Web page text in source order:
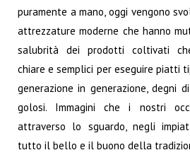
puramente a mano, oggi vengono
attrezzature moderne che hanno
salubrità dei prodotti coltivati
chiare e semplici per eseguire piatti
generazione in generazione, degni
golosi. Immagini che i nostri
attraverso lo sguardo, negli
tutto il bello e il buono della